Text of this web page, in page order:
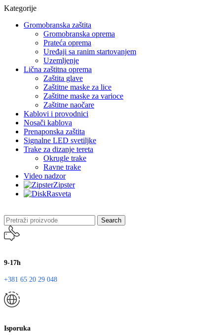
Kategorije
Gromobranska zaštita
Gromobranska oprema
Prateća oprema
Uređaji sa ranim startovanjem
Uzemljenje
Lična zaštitna oprema
Zaštita glave
Zaštitne maske za lice
Zaštitne maske za varioce
Zaštitne naočare
Kablovi i provodnici
Nosači kablova
Prenaponska zaštita
Signalne LED svetiljke
Trake za dizanje tereta
Okrugle trake
Ravne trake
Video nadzor
Zipster
Rasveta
Search
9-17h
+381 65 20 29 048
Isporuka